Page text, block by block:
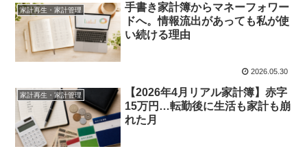
家計再生・家計管理
手書き家計簿からマネーフォワー
ドへ。情報流出があっても私が使
い続ける理由
2026.05.30
家計再生・家計管理
【2026年4月リアル家計簿】赤字
15万円…転勤後に生活も家計も崩
れた月